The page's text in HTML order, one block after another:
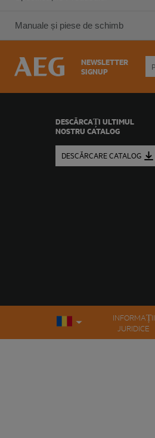
Manuale și piese de schimb
NEWSLETTER
SIGNUP
DESCĂRCAȚI ULTIMUL
NOSTRU CATALOG
DESCĂRCARE CATALOG
INFORMAȚII
JURIDICE